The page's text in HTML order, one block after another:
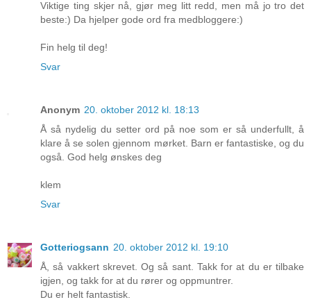
Viktige ting skjer nå, gjør meg litt redd, men må jo tro det
beste:) Da hjelper gode ord fra medbloggere:)
Fin helg til deg!
Svar
Anonym 20. oktober 2012 kl. 18:13
Å så nydelig du setter ord på noe som er så underfullt, å
klare å se solen gjennom mørket. Barn er fantastiske, og du
også. God helg ønskes deg
klem
Svar
Gotteriogsann 20. oktober 2012 kl. 19:10
Å, så vakkert skrevet. Og så sant. Takk for at du er tilbake
igjen, og takk for at du rører og oppmuntrer.
Du er helt fantastisk.